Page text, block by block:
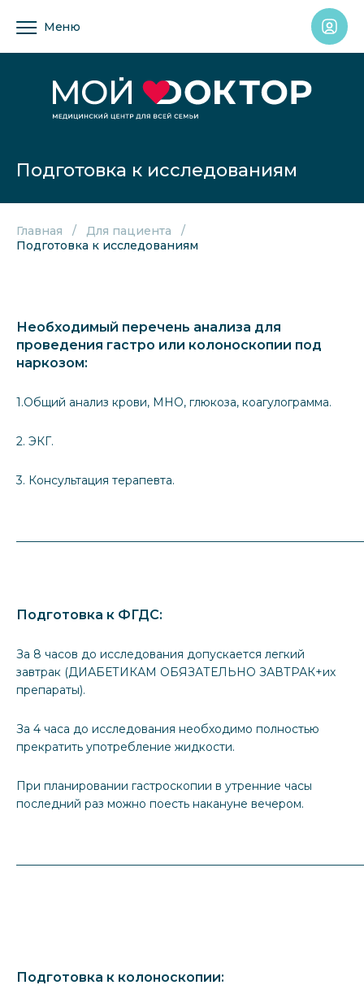
Меню
Подготовка к исследованиям
Главная
Для пациента
Подготовка к исследованиям
Необходимый перечень анализа для
проведения гастро или колоноскопии под
наркозом:
1.Общий анализ крови, МНО, глюкоза, коагулограмма.
2. ЭКГ.
3. Консультация терапевта.
Подготовка к ФГДС:
За 8 часов до исследования допускается легкий
завтрак (ДИАБЕТИКАМ ОБЯЗАТЕЛЬНО ЗАВТРАК+их
препараты).
За 4 часа до исследования необходимо полностью
прекратить употребление жидкости.
При планировании гастроскопии в утренние часы
последний раз можно поесть накануне вечером.
Подготовка к колоноскопии: